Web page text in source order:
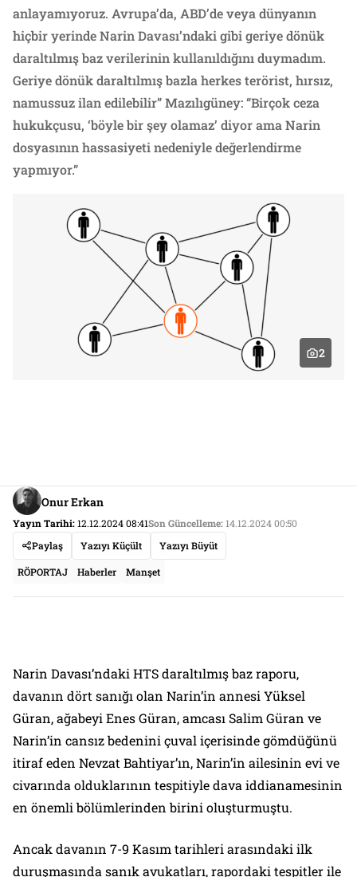
anlayamıyoruz. Avrupa’da, ABD’de veya dünyanın
hiçbir yerinde Narin Davası’ndaki gibi geriye dönük
daraltılmış baz verilerinin kullanıldığını duymadım.
Geriye dönük daraltılmış bazla herkes terörist, hırsız,
namussuz ilan edilebilir” Mazılıgüney: “Birçok ceza
hukukçusu, ‘böyle bir şey olamaz’ diyor ama Narin
dosyasının hassasiyeti nedeniyle değerlendirme
yapmıyor.”
2
Onur Erkan
Yayın Tarihi:12.12.2024 08:41Son Güncelleme:14.12.2024 00:50
Paylaş
Yazıyı Küçült Yazıyı Büyüt
RÖPORTAJ Haberler Manşet
Narin Davası’ndaki HTS daraltılmış baz raporu,
davanın dört sanığı olan Narin’in annesi Yüksel
Güran, ağabeyi Enes Güran, amcası Salim Güran ve
Narin’in cansız bedenini çuval içerisinde gömdüğünü
itiraf eden Nevzat Bahtiyar’ın, Narin’in ailesinin evi ve
civarında olduklarının tespitiyle dava iddianamesinin
en önemli bölümlerinden birini oluşturmuştu.
Ancak davanın 7-9 Kasım tarihleri arasındaki ilk
duruşmasında sanık avukatları, rapordaki tespitler ile